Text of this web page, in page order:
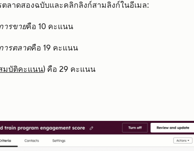
ลาดสองฉบับและคลิกลิงก์สามลิงก์ในอีเมล:
ารขายคือ 10 คะแนน
ารตลาดคือ 19 คะแนน
บัติคะแนน) คือ 29 คะแนน